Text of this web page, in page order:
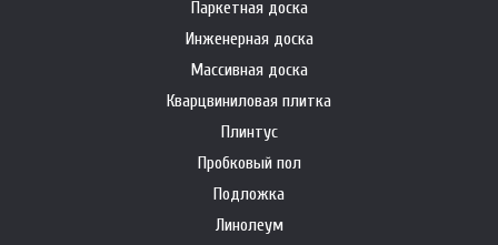
Паркетная доска
Инженерная доска
Массивная доска
Кварцвиниловая плитка
Плинтус
Пробковый пол
Подложка
Линолеум